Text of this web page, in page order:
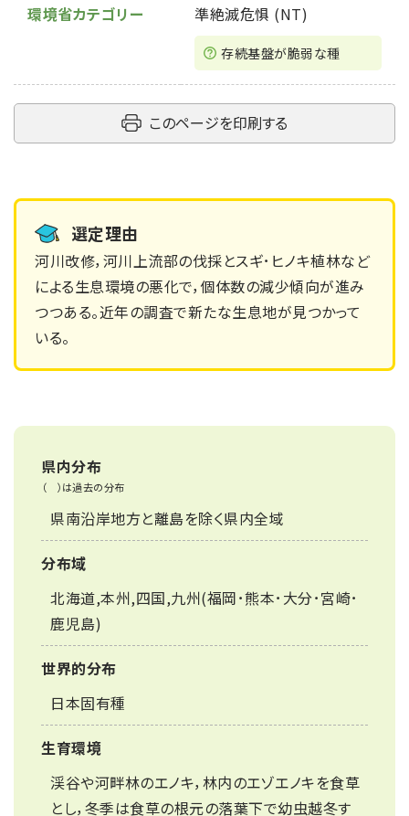
環境省カテゴリー 準絶滅危惧 (NT)
存続基盤が脆弱な種
このページを印刷する
選定理由
河川改修，河川上流部の伐採とスギ･ヒノキ植林など
による生息環境の悪化で，個体数の減少傾向が進み
つつある。近年の調査で新たな生息地が見つかって
いる。
県内分布
（ ）は過去の分布
県南沿岸地方と離島を除く県内全域
分布域
北海道,本州,四国,九州(福岡･熊本･大分･宮崎･
鹿児島)
世界的分布
日本固有種
生育環境
渓谷や河畔林のエノキ，林内のエゾエノキを食草
とし，冬季は食草の根元の落葉下で幼虫越冬す